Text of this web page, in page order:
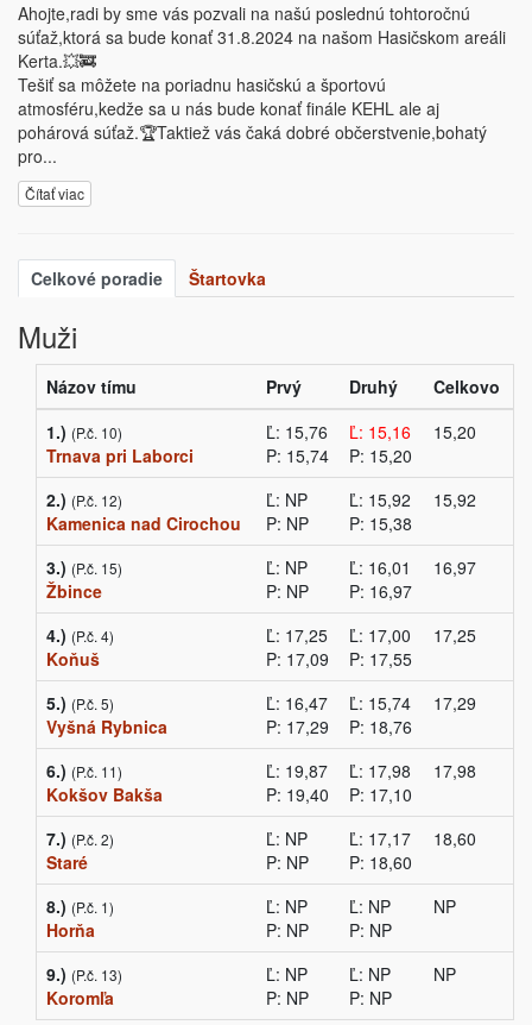
Ahojte,radi by sme vás pozvali na našú poslednú tohtoročnú
súťaž,ktorá sa bude konať 31.8.2024 na našom Hasičskom areáli
Kerta.💥🚒
Tešiť sa môžete na poriadnu hasičskú a športovú
atmosféru,kedže sa u nás bude konať finále KEHL ale aj
pohárová súťaž.🏆Taktiež vás čaká dobré občerstvenie,bohatý
pro...
Čítať viac
Celkové poradie Štartovka
Muži
Názov tímu Prvý Druhý
Celkovo
1.) (P.č. 10)
Trnava pri Laborci
Ľ: 15,76
P: 15,74
Ľ: 15,16
P: 15,20
15,20
2.) (P.č. 12)
Kamenica nad Cirochou
Ľ: NP
P: NP
Ľ: 15,92
P: 15,38
15,92
3.) (P.č. 15)
Žbince
Ľ: NP
P: NP
Ľ: 16,01
P: 16,97
16,97
4.) (P.č. 4)
Koňuš
Ľ: 17,25
P: 17,09
Ľ: 17,00
P: 17,55
17,25
5.) (P.č. 5)
Vyšná Rybnica
Ľ: 16,47
P: 17,29
Ľ: 15,74
P: 18,76
17,29
6.) (P.č. 11)
Kokšov Bakša
Ľ: 19,87
P: 19,40
Ľ: 17,98
P: 17,10
17,98
7.) (P.č. 2)
Staré
Ľ: NP
P: NP
Ľ: 17,17
P: 18,60
18,60
8.) (P.č. 1)
Horňa
Ľ: NP
P: NP
Ľ: NP
P: NP
NP
9.) (P.č. 13)
Koromľa
Ľ: NP
P: NP
Ľ: NP
P: NP
NP